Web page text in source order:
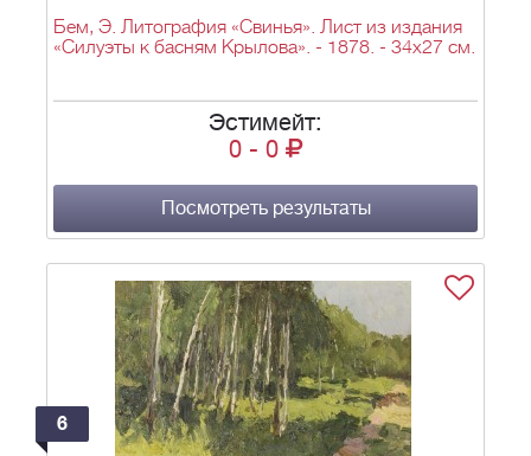
Бем, Э. Литография «Свинья». Лист из издания
«Силуэты к басням Крылова». - 1878. - 34х27 см.
Эстимейт:
0 - 0
Посмотреть результаты
6